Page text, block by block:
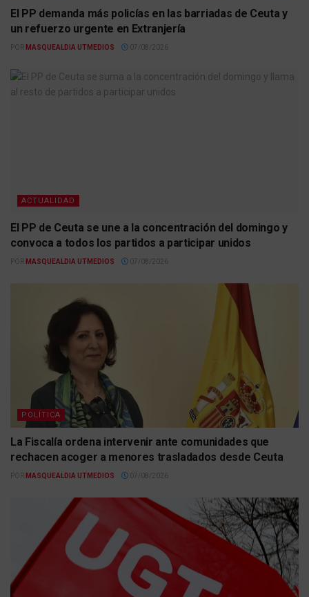
El PP demanda más policías en las barriadas de Ceuta y
un refuerzo urgente en Extranjería
POR MASQUEALDIA UTMEDIOS 07/08/2026
ACTUALIDAD
El PP de Ceuta se une a la concentración del domingo y
convoca a todos los partidos a participar unidos
POR MASQUEALDIA UTMEDIOS 07/08/2026
POLÍTICA
La Fiscalía ordena intervenir ante comunidades que
rechacen acoger a menores trasladados desde Ceuta
POR MASQUEALDIA UTMEDIOS 07/08/2026